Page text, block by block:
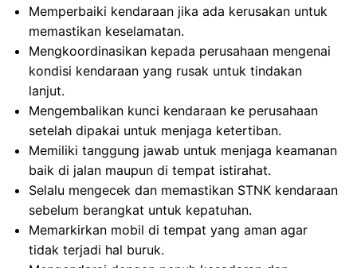
Memperbaiki kendaraan jika ada kerusakan untuk
memastikan keselamatan.
Mengkoordinasikan kepada perusahaan mengenai
kondisi kendaraan yang rusak untuk tindakan
lanjut.
Mengembalikan kunci kendaraan ke perusahaan
setelah dipakai untuk menjaga ketertiban.
Memiliki tanggung jawab untuk menjaga keamanan
baik di jalan maupun di tempat istirahat.
Selalu mengecek dan memastikan STNK kendaraan
sebelum berangkat untuk kepatuhan.
Memarkirkan mobil di tempat yang aman agar
tidak terjadi hal buruk.